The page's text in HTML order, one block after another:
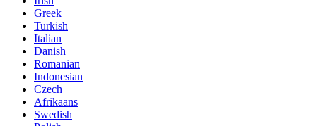
Greek
Turkish
Italian
Danish
Romanian
Indonesian
Czech
Afrikaans
Swedish